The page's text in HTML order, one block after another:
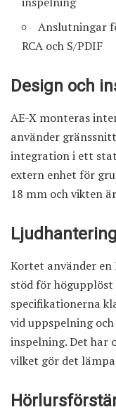
Anslutningar
RCA och S/PDIF
Design och
AE-X monteras
använder
integration i ett
extern enhet för
18 mm och vikten
Kortet använder en
stöd för
specifikationerna
vid uppspelning
inspelning. Det har
vilket gör det